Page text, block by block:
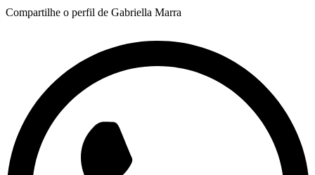
Compartilhe o perfil de Gabriella Marra